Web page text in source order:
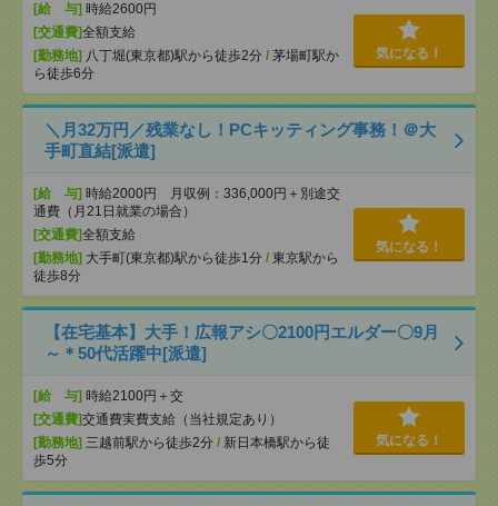
[給 与] 時給2600円
[交通費]全額支給
[勤務地] 八丁堀(東京都)駅から徒歩2分 / 茅場町駅か
ら徒歩6分
気になる！
＼月32万円／残業なし！PCキッティング事務！＠大
手町直結[派遣]
[給 与] 時給2000円 月収例：336,000円＋別途交
通費（月21日就業の場合）
[交通費]全額支給
[勤務地] 大手町(東京都)駅から徒歩1分 / 東京駅から
徒歩8分
気になる！
【在宅基本】大手！広報アシ〇2100円エルダー〇9月
～＊50代活躍中[派遣]
[給 与] 時給2100円＋交
[交通費]交通費実費支給（当社規定あり）
[勤務地] 三越前駅から徒歩2分 / 新日本橋駅から徒
歩5分
気になる！